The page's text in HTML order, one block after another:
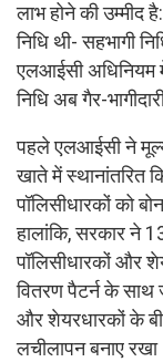
लाभ होने की
निधि थी- सहभागी
एलआईसी अधिनियम
निधि अब गैर-
पहले एलआईसी ने
खाते में स्थानांतरित
पॉलिसीधारकों को
हालांकि, सरकार ने
पॉलिसीधारकों और
वितरण पैटर्न के साथ
और शेयरधारकों के
लचीलापन बनाए